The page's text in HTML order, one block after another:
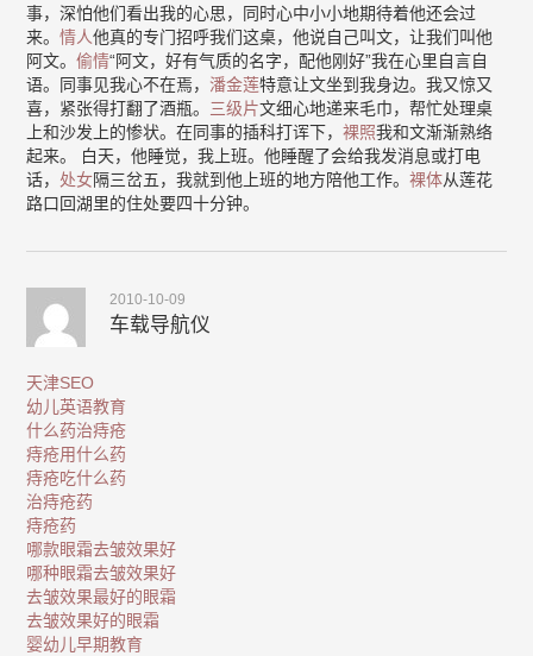
事，深怕他们看出我的心思，同时心中小小地期待着他还会过
来。情人他真的专门招呼我们这桌，他说自己叫文，让我们叫他
阿文。偷情“阿文，好有气质的名字，配他刚好”我在心里自言自
语。同事见我心不在焉， 潘金莲特意让文坐到我身边。我又惊又
喜，紧张得打翻了酒瓶。 三级片文细心地递来毛巾，帮忙处理桌
上和沙发上的惨状。在同事的插科打诨下，裸照我和文渐渐熟络
起来。 白天，他睡觉，我上班。他睡醒了会给我发消息或打电
话， 处女隔三岔五，我就到他上班的地方陪他工作。裸体从莲花
路口回湖里的住处要四十分钟。
2010-10-09
车载导航仪
天津SEO
幼儿英语教育
什么药治痔疮
痔疮用什么药
痔疮吃什么药
治痔疮药
痔疮药
哪款眼霜去皱效果好
哪种眼霜去皱效果好
去皱效果最好的眼霜
去皱效果好的眼霜
婴幼儿早期教育